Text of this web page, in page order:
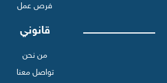
فرص عمل
قانوني
من نحن
تواصل معنا